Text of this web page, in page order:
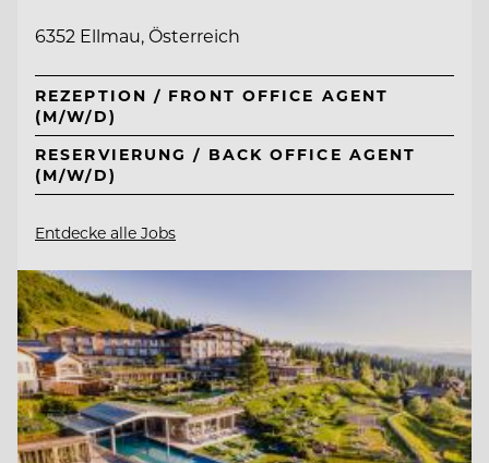
6352 Ellmau, Österreich
REZEPTION / FRONT OFFICE AGENT
(M/W/D)
RESERVIERUNG / BACK OFFICE AGENT
(M/W/D)
Entdecke alle Jobs